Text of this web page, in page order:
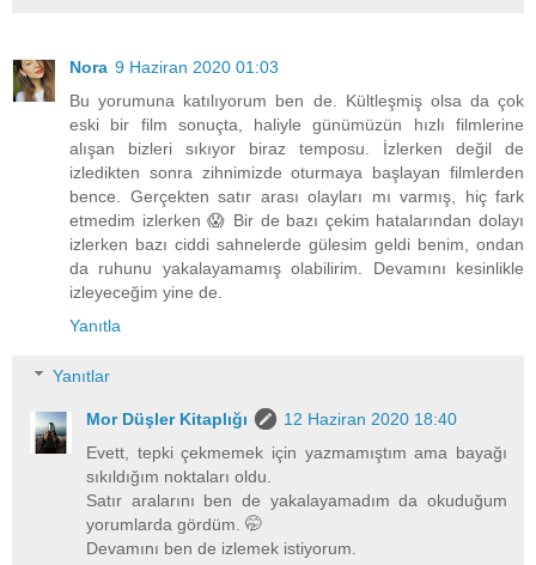
Nora 9 Haziran 2020 01:03
Bu yorumuna katılıyorum ben de. Kültleşmiş olsa da çok
eski bir film sonuçta, haliyle günümüzün hızlı filmlerine
alışan bizleri sıkıyor biraz temposu. İzlerken değil de
izledikten sonra zihnimizde oturmaya başlayan filmlerden
bence. Gerçekten satır arası olayları mı varmış, hiç fark
etmedim izlerken 😱 Bir de bazı çekim hatalarından dolayı
izlerken bazı ciddi sahnelerde gülesim geldi benim, ondan
da ruhunu yakalayamamış olabilirim. Devamını kesinlikle
izleyeceğim yine de.
Yanıtla
Yanıtlar
Mor Düşler Kitaplığı
12 Haziran 2020 18:40
Evett, tepki çekmemek için yazmamıştım ama bayağı
sıkıldığım noktaları oldu.
Satır aralarını ben de yakalayamadım da okuduğum
yorumlarda gördüm. 🤭
Devamını ben de izlemek istiyorum.